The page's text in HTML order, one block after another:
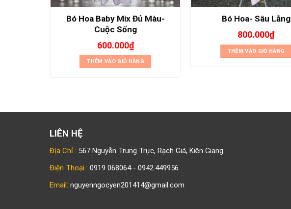
Bó Hoa Baby Mix Đủ Màu-
Cuộc Sống
600.000₫
THÊM VÀO GIỎ HÀNG
Bó Hoa- Sâu Lắng
800.000₫
THÊM VÀO GIỎ HÀNG
LIÊN HỆ
Địa Chỉ : 567 Nguyễn Trung Trực, Rạch Giá, Kiên Giang
Điện Thoại : 0919 068064 - 0942.449956
Email: nguyenngocyen201414@gmail.com